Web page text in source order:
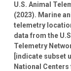
U.S. Animal
(2023). Marine
telemetry
data from the
Telemetry
[indicate subset
National Centers